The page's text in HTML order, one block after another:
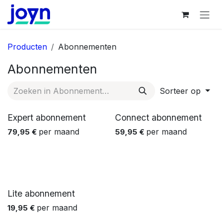
Overslaan naar inhoud
Producten Abonnementen
Abonnementen
Sorteer op
Expert abonnement
79,95 € per maand
Connect abonnement
59,95€ per maand
Lite abonnement
19,95 € per maand